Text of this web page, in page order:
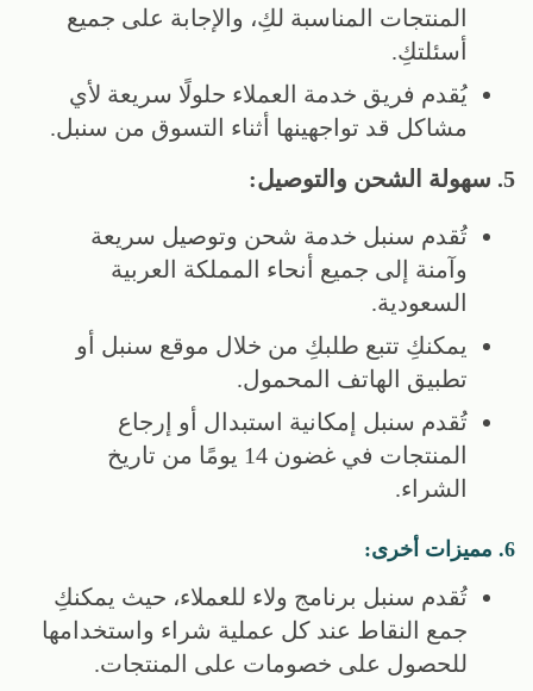
المنتجات المناسبة لكِ، والإجابة على جميع
أسئلتكِ.
يُقدم فريق خدمة العملاء حلولًا سريعة لأي
مشاكل قد تواجهينها أثناء التسوق من سنبل.
5. سهولة الشحن والتوصيل:
تُقدم سنبل خدمة شحن وتوصيل سريعة
وآمنة إلى جميع أنحاء المملكة العربية
السعودية.
يمكنكِ تتبع طلبكِ من خلال موقع سنبل أو
تطبيق الهاتف المحمول.
تُقدم سنبل إمكانية استبدال أو إرجاع
المنتجات في غضون 14 يومًا من تاريخ
الشراء.
6. مميزات أخرى:
تُقدم سنبل برنامج ولاء للعملاء، حيث يمكنكِ
جمع النقاط عند كل عملية شراء واستخدامها
للحصول على خصومات على المنتجات.